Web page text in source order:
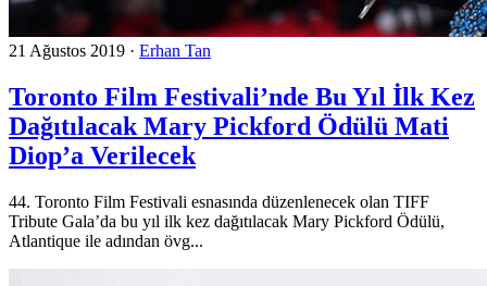
21 Ağustos 2019 · Erhan Tan
Toronto Film Festivali’nde Bu Yıl İlk Kez
Dağıtılacak Mary Pickford Ödülü Mati
Diop’a Verilecek
44. Toronto Film Festivali esnasında düzenlenecek olan TIFF
Tribute Gala’da bu yıl ilk kez dağıtılacak Mary Pickford Ödülü,
Atlantique ile adından övg...